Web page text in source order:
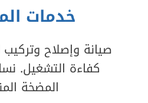
خدمات
صيانة وإصلاح
كفاءة التشغيل.
المضخة